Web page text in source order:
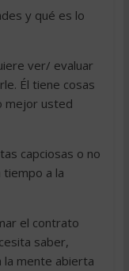
y qué es lo
ver/ evaluar
Él tiene cosas
mejor usted
capciosas o no
a la
el contrato
saber,
la mente abierta